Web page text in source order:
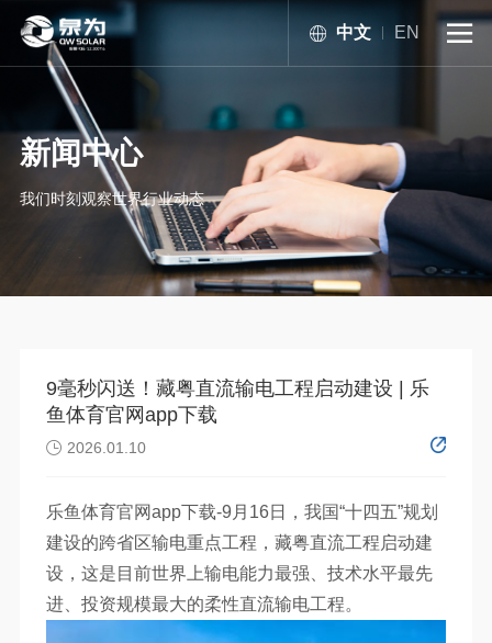
中文 EN 
新闻中心
我们时刻观察世界行业动态
9毫秒闪送！藏粤直流输电工程启动建设 | 乐
鱼体育官网app下载
 2026.01.10
乐鱼体育官网app下载-9月16日，我国“十四五”规划
建设的跨省区输电重点工程，藏粤直流工程启动建
设，这是目前世界上输电能力最强、技术水平最先
进、投资规模最大的柔性直流输电工程。